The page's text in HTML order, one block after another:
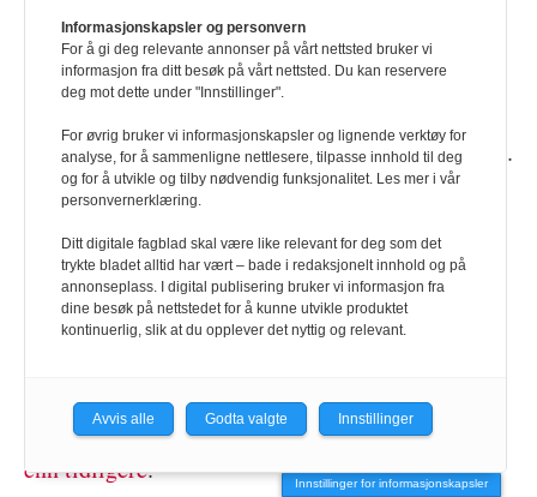
Rektor Anne Borg ba studentene om å avlyse
sosiale aktiviteter. Flere studenter hadde sett seg
lei på at studentene hele tiden bleutpekt som
trege med å melde seg opp til dose to av vaksinen .
- Vi er flere som forsøker å bestille time, men
som ikke får det til på grunn av begrensningen på
tidsintervallet mellom dosene, sa NTNU-student
Sofie Rundmo Bratteng.
Andreas Knudsen Sund,mente det var mindre
konflikt mellom trondheimsbeboere og studenter
enn tidligere. Innstillinger for informasjonskapsler
Informasjonskapsler og personvern
For å gi deg relevante annonser på vårt nettsted bruker vi
informasjon fra ditt besøk på vårt nettsted. Du kan reservere
deg mot dette under "Innstillinger".
For øvrig bruker vi informasjonskapsler og lignende verktøy for
analyse, for å sammenligne nettlesere, tilpasse innhold til deg
og for å utvikle og tilby nødvendig funksjonalitet. Les mer i vår
personvernerklæring.
Ditt digitale fagblad skal være like relevant for deg som det
trykte bladet alltid har vært – bade i redaksjonelt innhold og på
annonseplass. I digital publisering bruker vi informasjon fra
dine besøk på nettstedet for å kunne utvikle produktet
kontinuerlig, slik at du opplever det nyttig og relevant.
Avvis alle Godta valgte Innstillinger